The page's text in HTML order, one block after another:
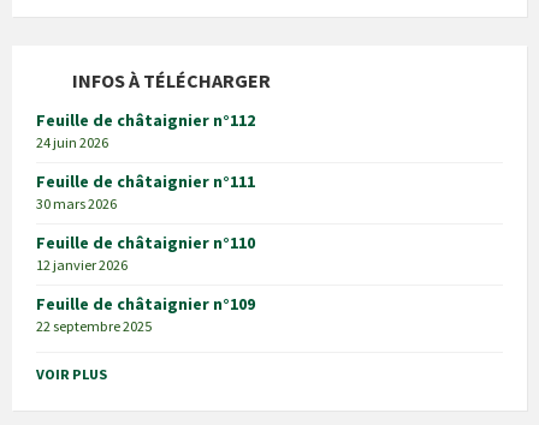
INFOS À TÉLÉCHARGER
Feuille de châtaignier n°112
24 juin 2026
Feuille de châtaignier n°111
30 mars 2026
Feuille de châtaignier n°110
12 janvier 2026
Feuille de châtaignier n°109
22 septembre 2025
VOIR PLUS